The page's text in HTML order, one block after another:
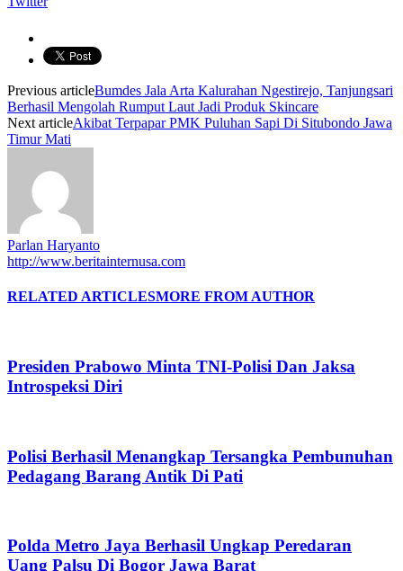
Previous articleBumdes Jala Arta Kalurahan Ngestirejo, Tanjungsari
Berhasil Mengolah Rumput Laut Jadi Produk Skincare
Next articleAkibat Terpapar PMK Puluhan Sapi Di Situbondo Jawa
Timur Mati
Parlan Haryanto
http://www.beritainternusa.com
RELATED ARTICLESMORE FROM AUTHOR
Presiden Prabowo Minta TNI-Polisi Dan Jaksa
Introspeksi Diri
Polisi Berhasil Menangkap Tersangka Pembunuhan
Pedagang Barang Antik Di Pati
Polda Metro Jaya Berhasil Ungkap Peredaran
Uang Palsu Di Bogor Jawa Barat